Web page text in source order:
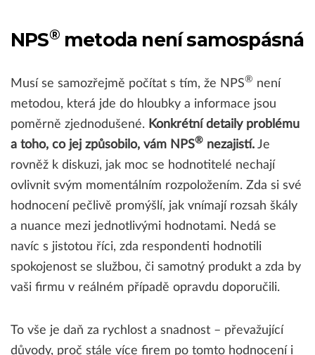
NPS®metoda není samospásná
Musí se samozřejmě počítat s tím, že NPS® není
metodou, která jde do hloubky a informace jsou
poměrně zjednodušené. Konkrétní detaily problému
a toho, co jej způsobilo, vám NPS® nezajistí. Je
rovněž k diskuzi, jak moc se hodnotitelé nechají
ovlivnit svým momentálním rozpoložením. Zda si své
hodnocení pečlivě promýšlí, jak vnímají rozsah škály
a nuance mezi jednotlivými hodnotami. Nedá se
navíc s jistotou říci, zda respondenti hodnotili
spokojenost se službou, či samotný produkt a zda by
vaši firmu v reálném případě opravdu doporučili.
To vše je daň za rychlost a snadnost – převažující
důvody, proč stále více firem po tomto hodnocení i